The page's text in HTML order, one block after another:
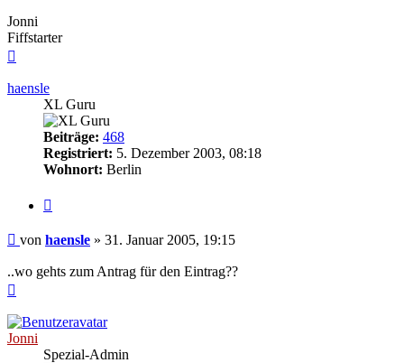
Jonni
Fiffstarter
haensle
XL Guru
Beiträge: 468
Registriert: 5. Dezember 2003, 08:18
Wohnort: Berlin
Beitrag
von haensle » 31. Januar 2005, 19:15
..wo gehts zum Antrag für den Eintrag??
Jonni
Spezial-Admin